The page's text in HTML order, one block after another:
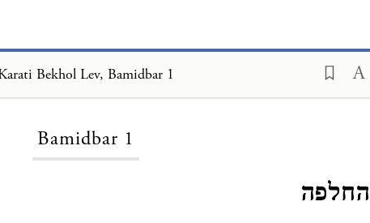
Bekhol Lev, Bamidbar 1
Bamidbar 1
החלפה